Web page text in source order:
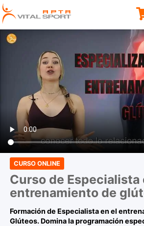
CURSO ONLINE
Curso de Especialista
entrenamiento de
Formación de Especialista en el
Glúteos. Domina la programación